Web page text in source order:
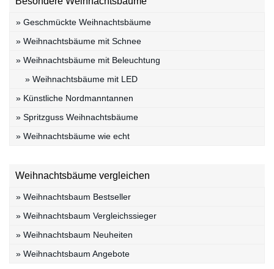
» Geschmückte Weihnachtsbäume
» Weihnachtsbäume mit Schnee
» Weihnachtsbäume mit Beleuchtung
» Weihnachtsbäume mit LED
» Künstliche Nordmanntannen
» Spritzguss Weihnachtsbäume
» Weihnachtsbäume wie echt
Weihnachtsbäume vergleichen
» Weihnachtsbaum Bestseller
» Weihnachtsbaum Vergleichssieger
» Weihnachtsbaum Neuheiten
» Weihnachtsbaum Angebote